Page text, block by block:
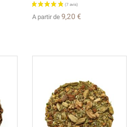
A partir de 9,20 €